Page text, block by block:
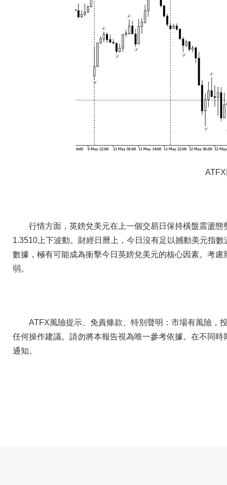
行情方面，英鎊兌美元在上一個交易日保持橫盤震盪
1.3510上下波動。財經日曆上，今日沒有足以撼動美元指
數據，極有可能成為衝擊今日英鎊兌美元的核心因素。考
弱。
ATFX風險提示、免責條款、特別聲明：市場有風險，
任何操作建議。請勿將本報告視為唯一參考依據。在不同
通知。